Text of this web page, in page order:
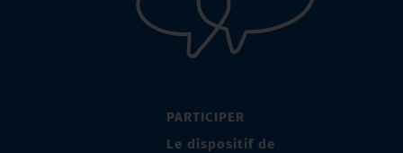
PARTICIPER
Le dispositif de